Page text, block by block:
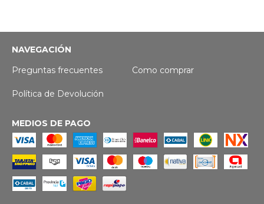
NAVEGACIÓN
Preguntas frecuentes
Como comprar
Política de Devolución
MEDIOS DE PAGO